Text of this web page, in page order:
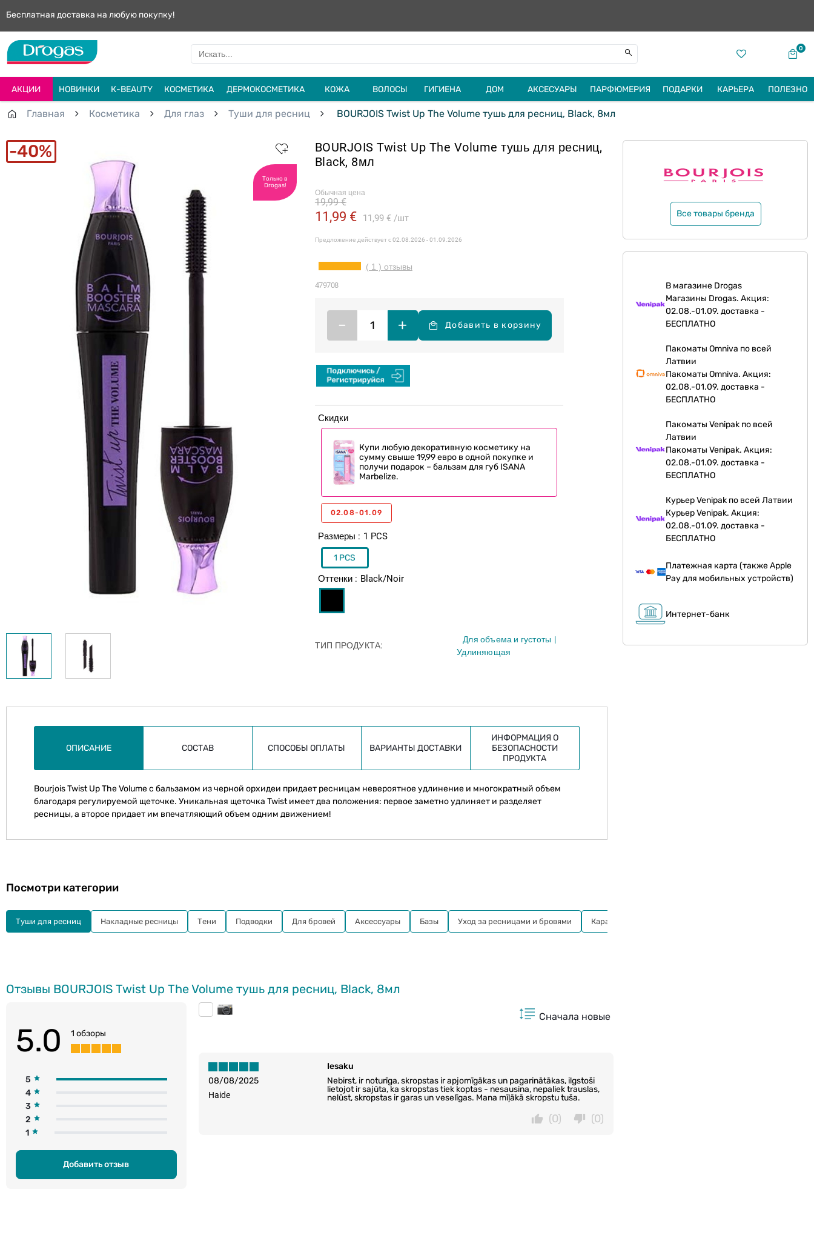
Бесплатная доставка на любую покупку!
0
АКЦИИ НОВИНКИ К-BEAUTY КОСМЕТИКА ДЕРМОКОСМЕТИКА КОЖА ВОЛОСЫ ГИГИЕНА ДОМ АКСЕСУАРЫ ПАРФЮМЕРИЯ ПОДАРКИ КАРЬЕРА ПОЛЕЗНО
Главная Косметика Для глаз Туши для ресниц BOURJOIS Twist Up The Volume тушь для ресниц, Black, 8мл
40%
Только в
Drogas!
BOURJOIS Twist Up The Volume тушь для ресниц,
Black, 8мл
Обычная цена
11,99 € 11,99 € шт
19,99 €
Предложение действует с02.08.2026 - 01.09.2026
( 1 ) отзывы
479708
Размеры 1 PCS
1 PCS
Оттенки Black/Noir
– + Добавить в корзину
Скидки
Купи любую декоративную косметику на
сумму свыше 19,99 евро в одной покупке и
получи подарок – бальзам для губ ISANA
Marbelize.
02.08-01.09
ТИП ПРОДУКТА
Для объема и густоты
Удлиняющая
Все товары бренда
В магазине Drogas
Магазины Drogas. Акция:
02.08.-01.09. доставка -
БЕСПЛАТНО
Пакоматы Omniva по всей
Латвии
Пакоматы Omniva. Акция:
02.08.-01.09. доставка -
БЕСПЛАТНО
Пакоматы Venipak по всей
Латвии
Пакоматы Venipak. Акция:
02.08.-01.09. доставка -
БЕСПЛАТНО
Курьер Venipak по всей Латвии
Курьер Venipak. Акция:
02.08.-01.09. доставка -
БЕСПЛАТНО
Платежная карта (также Apple
Pay для мобильных устройств)
Интернет-банк
ОПИСАНИЕ СОСТАВ СПОСОБЫ ОПЛАТЫ ВАРИАНТЫ ДОСТАВКИ
ИНФОРМАЦИЯ О
БЕЗОПАСНОСТИ
ПРОДУКТА
Bourjois Twist Up The Volume с бальзамом из черной орхидеи придает ресницам невероятное удлинение и многократный объем
благодаря регулируемой щеточке. Уникальная щеточка Twist имеет два положения: первое заметно удлиняет и разделяет
ресницы, а второе придает им впечатляющий объем одним движением!
Отзывы BOURJOIS Twist Up The Volume тушь для ресниц, Black, 8мл
5.0 1 обзоры
5
4
3
2
1
Добавить отзыв
Сначала новые
08/08/2025
Iesaku
Nebirst, ir noturīga, skropstas ir apjomīgākas un pagarinātākas, ilgstoši
lietojot ir sajūta, ka skropstas tiek koptas - nesausina, nepaliek trauslas,
nelūst, skropstas ir garas un veselīgas. Mana mīļākā skropstu tuša.
Haide
(0)
(0)
Посмотри категории
Туши для ресниц Накладные ресницы Тени Подводки Для бровей Aксессуары Базы Уход за ресницами и бровями Карандаши